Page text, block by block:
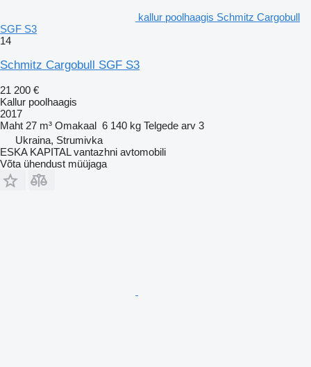
kallur poolhaagis Schmitz Cargobull
SGF S3
14
Schmitz Cargobull SGF S3
21 200 €
Kallur poolhaagis
2017
Maht 27 m³ Omakaal 6 140 kg Telgede arv 3
Ukraina, Strumivka
ESKA KAPITAL vantazhni avtomobili
Võta ühendust müüjaga